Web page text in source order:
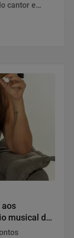
cantor e
aos
musical da